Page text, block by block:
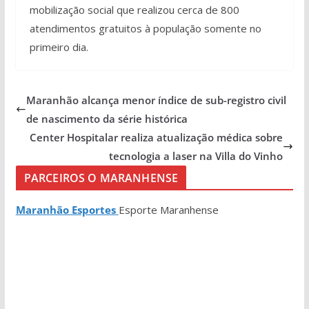
mobilização social que realizou cerca de 800
atendimentos gratuitos à população somente no
primeiro dia.
Maranhão alcança menor índice de sub-registro civil
de nascimento da série histórica
Center Hospitalar realiza atualização médica sobre
tecnologia a laser na Villa do Vinho
PARCEIROS O MARANHENSE
Maranhão Esportes Esporte Maranhense